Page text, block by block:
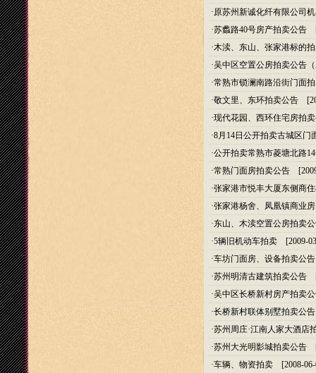
·原苏州新诚化纤有限公司
·苏蠡路40号房产拍卖公告
·木渎、东山、张家港标的
·吴中区空置公房拍卖公告
·常熟市锁澜南路沿街门面
·敬文里、东环拍卖公告
·现代花园、西环住宅房拍
·8月14日公开拍卖古城区门
·公开拍卖常熟市菱塘北路
·常熟门面房拍卖公告
·张家港市悦丰大厦东侧商
·张家港杨舍、凤凰镇商业房
·东山、木渎空置公房拍卖
·5辆旧机动车拍卖 [2009-
·车坊门面房、设备拍卖公告
·苏州明清古建筑拍卖公告
·吴中区长桥新村房产拍卖
·长桥新村联体别墅拍卖公告
·苏州周庄·江南人家大酒店
·苏州大光明影城拍卖公告
·车辆、物资拍卖 [2008-